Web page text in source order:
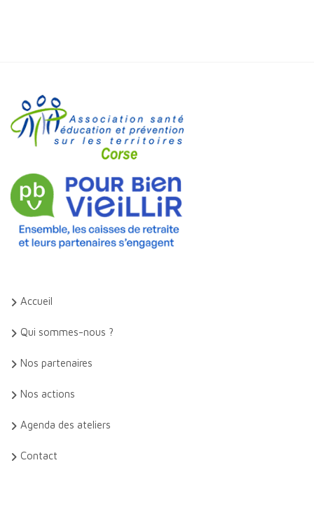
Accueil
Qui sommes-nous ?
Nos partenaires
Nos actions
Agenda des ateliers
Contact